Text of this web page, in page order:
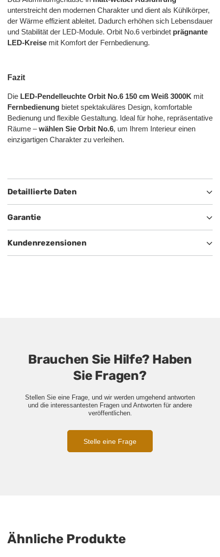
unterstreicht den modernen Charakter und dient als Kühlkörper,
der Wärme effizient ableitet. Dadurch erhöhen sich Lebensdauer
und Stabilität der LED-Module. Orbit No.6 verbindet prägnante
LED-Kreise mit Komfort der Fernbedienung.
Fazit
Die LED-Pendelleuchte Orbit No.6 150 cm Weiß 3000K mit
Fernbedienung bietet spektakuläres Design, komfortable
Bedienung und flexible Gestaltung. Ideal für hohe, repräsentative
Räume –wählen Sie Orbit No.6, um Ihrem Interieur einen
einzigartigen Charakter zu verleihen.
Detaillierte Daten
Garantie
Kundenrezensionen
Brauchen Sie Hilfe? Haben
Sie Fragen?
Stellen Sie eine Frage, und wir werden umgehend antworten
und die interessantesten Fragen und Antworten für andere
veröffentlichen.
Stelle eine Frage
Ähnliche Produkte